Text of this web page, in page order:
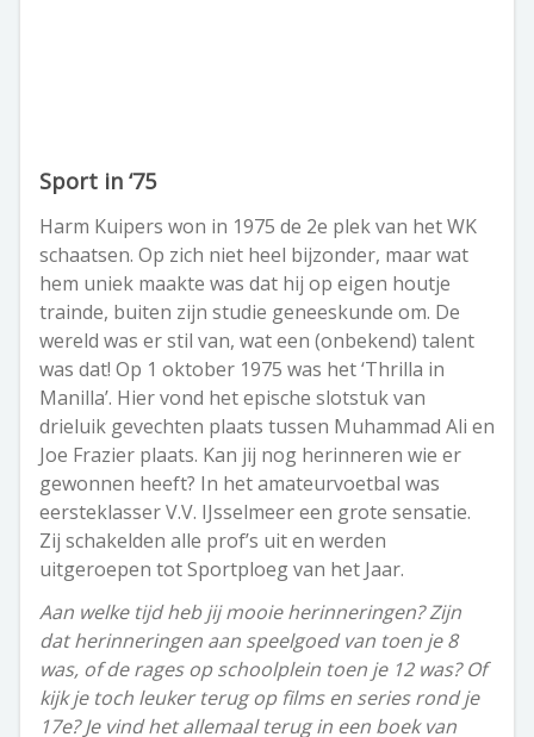
Sport in ‘75
Harm Kuipers won in 1975 de 2e plek van het WK
schaatsen. Op zich niet heel bijzonder, maar wat
hem uniek maakte was dat hij op eigen houtje
trainde, buiten zijn studie geneeskunde om. De
wereld was er stil van, wat een (onbekend) talent
was dat! Op 1 oktober 1975 was het ‘Thrilla in
Manilla’. Hier vond het epische slotstuk van
drieluik gevechten plaats tussen Muhammad Ali en
Joe Frazier plaats. Kan jij nog herinneren wie er
gewonnen heeft? In het amateurvoetbal was
eersteklasser V.V. IJsselmeer een grote sensatie.
Zij schakelden alle prof’s uit en werden
uitgeroepen tot Sportploeg van het Jaar.
Aan welke tijd heb jij mooie herinneringen? Zijn
dat herinneringen aan speelgoed van toen je 8
was, of de rages op schoolplein toen je 12 was? Of
kijk je toch leuker terug op films en series rond je
17e? Je vind het allemaal terug in een boek van